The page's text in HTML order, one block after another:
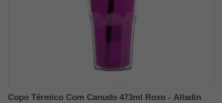
Copo Térmico Com Canudo 473ml Roxo - Alladin